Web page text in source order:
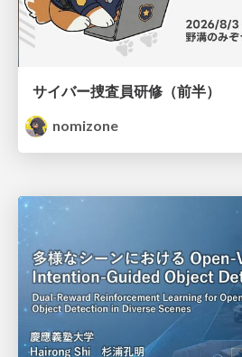
サイバー捜査員研修（前半）
nomizone